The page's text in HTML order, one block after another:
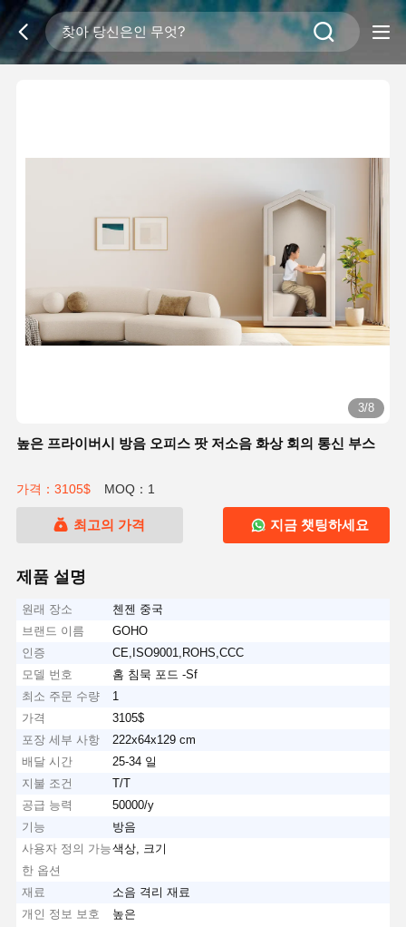
3/8
높은 프라이버시 방음 오피스 팟 저소음 화상 회의 통신 부스
가격：3105$ MOQ：1
최고의 가격 지금 챗팅하세요
제품 설명
원래 장소
첸젠 중국
브랜드 이름
GOHO
인증
CE,ISO9001,ROHS,CCC
모델 번호
홈 침묵 포드 -Sf
최소 주문 수량
1
가격
3105$
포장 세부 사항
222x64x129 cm
배달 시간
25-34 일
지불 조건
T/T
공급 능력
50000/y
기능
방음
사용자 정의 가능
한 옵션
색상, 크기
재료
소음 격리 재료
개인 정보 보호
높은